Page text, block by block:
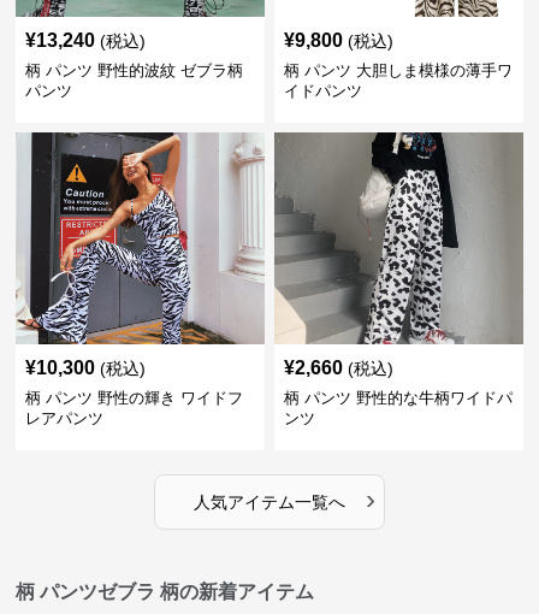
¥13,240 (税込)
柄 パンツ 野性的波紋 ゼブラ柄
パンツ
¥9,800 (税込)
柄 パンツ 大胆しま模様の薄手ワ
イドパンツ
¥10,300 (税込)
柄 パンツ 野性の輝き ワイドフ
レアパンツ
¥2,660 (税込)
柄 パンツ 野性的な牛柄ワイドパ
ンツ
人気アイテム一覧へ ›
柄 パンツゼブラ 柄の新着アイテム